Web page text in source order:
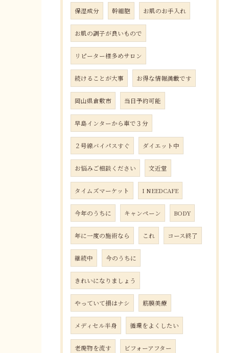
保湿成分 幹細胞 お肌のお手入れ
お肌の調子が良いもので
リピーター様多めサロン
続けることが大事 お得な情報満載です
岡山県倉敷市 当日予約可能
早島インターから車で３分
２号線バイパスすぐ ダイエット中
お悩みご相談ください 文近堂
タイムズマーケット I NEEDCAFE
今年のうちに キャンペーン BODY
年に一度の施術なら これ コース終了
継続中 今のうちに
きれいになりましょう
やっていて損はナシ 筋膜美療
メディセル半身 循環をよくしたい
老廃物を流す ビフォーアフター